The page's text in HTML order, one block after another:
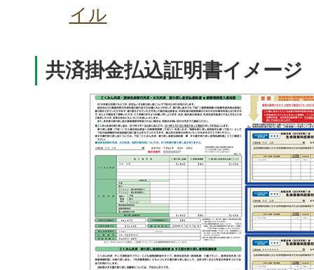
イル
共済掛金払込証明書イメージ